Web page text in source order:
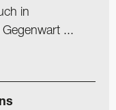
in
...